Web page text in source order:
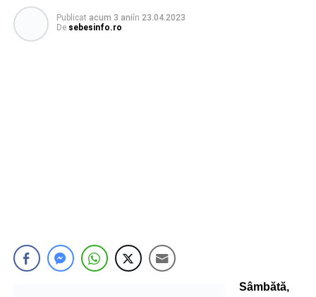
Publicat acum 3 aniîn 23.04.2023
De sebesinfo.ro
Sâmbătă,